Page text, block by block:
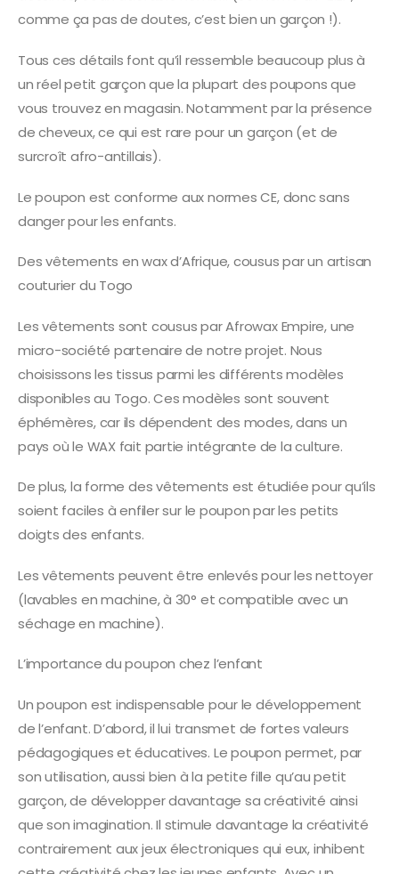
comme ça pas de doutes, c’est bien un garçon !).
Tous ces détails font qu’il ressemble beaucoup plus à
un réel petit garçon que la plupart des poupons que
vous trouvez en magasin. Notamment par la présence
de cheveux, ce qui est rare pour un garçon (et de
surcroît afro-antillais).
Le poupon est conforme aux normes CE, donc sans
danger pour les enfants.
Des vêtements en wax d’Afrique, cousus par un artisan
couturier du Togo
Les vêtements sont cousus par Afrowax Empire, une
micro-société partenaire de notre projet. Nous
choisissons les tissus parmi les différents modèles
disponibles au Togo. Ces modèles sont souvent
éphémères, car ils dépendent des modes, dans un
pays où le WAX fait partie intégrante de la culture.
De plus, la forme des vêtements est étudiée pour qu’ils
soient faciles à enfiler sur le poupon par les petits
doigts des enfants.
Les vêtements peuvent être enlevés pour les nettoyer
(lavables en machine, à 30° et compatible avec un
séchage en machine).
L’importance du poupon chez l’enfant
Un poupon est indispensable pour le développement
de l’enfant. D’abord, il lui transmet de fortes valeurs
pédagogiques et éducatives. Le poupon permet, par
son utilisation, aussi bien à la petite fille qu’au petit
garçon, de développer davantage sa créativité ainsi
que son imagination. Il stimule davantage la créativité
contrairement aux jeux électroniques qui eux, inhibent